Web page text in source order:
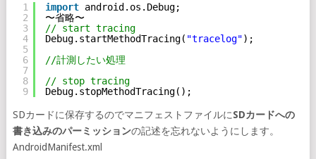
1
2
3
4
5
6
7
8
9
import android.os.Debug;
〜省略〜
// start tracing
Debug.startMethodTracing( "tracelog");
//計測したい処理
// stop tracing
Debug.stopMethodTracing();
SDカードに保存するのでマニフェストファイルにSDカードへの
書き込みのパーミッションの記述を忘れないようにします。
AndroidManifest.xml